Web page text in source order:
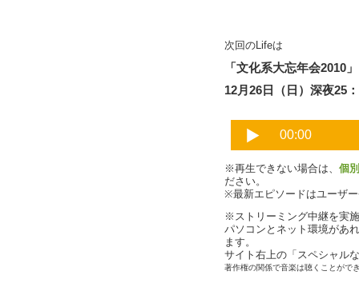
次回のLifeは
「文化系大忘年会2010」
12月26日（日）深夜25
※再生できない場合は、 個
ださい。
※最新エピソードはユーザ
※ストリーミング中継を実
パソコンとネット環境があ
ます。
サイト右上の「スペシャル
著作権の関係で音楽は聴くことがで